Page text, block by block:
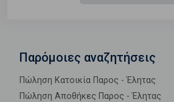
Παρόμοιες αναζητήσεις
Πώληση Κατοικία Παρος - Έλητας
Πώληση Αποθήκες Παρος - Έλητας